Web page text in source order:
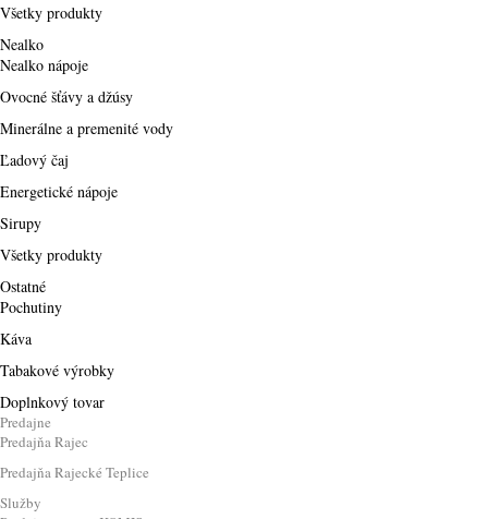
Všetky produkty
Nealko
Nealko nápoje
Ovocné šťávy a džúsy
Minerálne a premenité vody
Ľadový čaj
Energetické nápoje
Sirupy
Všetky produkty
Ostatné
Pochutiny
Káva
Tabakové výrobky
Doplnkový tovar
Predajne
Predajňa Rajec
Predajňa Rajecké Teplice
Služby